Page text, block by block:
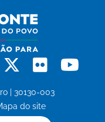
Whatsapp
X Flickr
| 30130-003
do site